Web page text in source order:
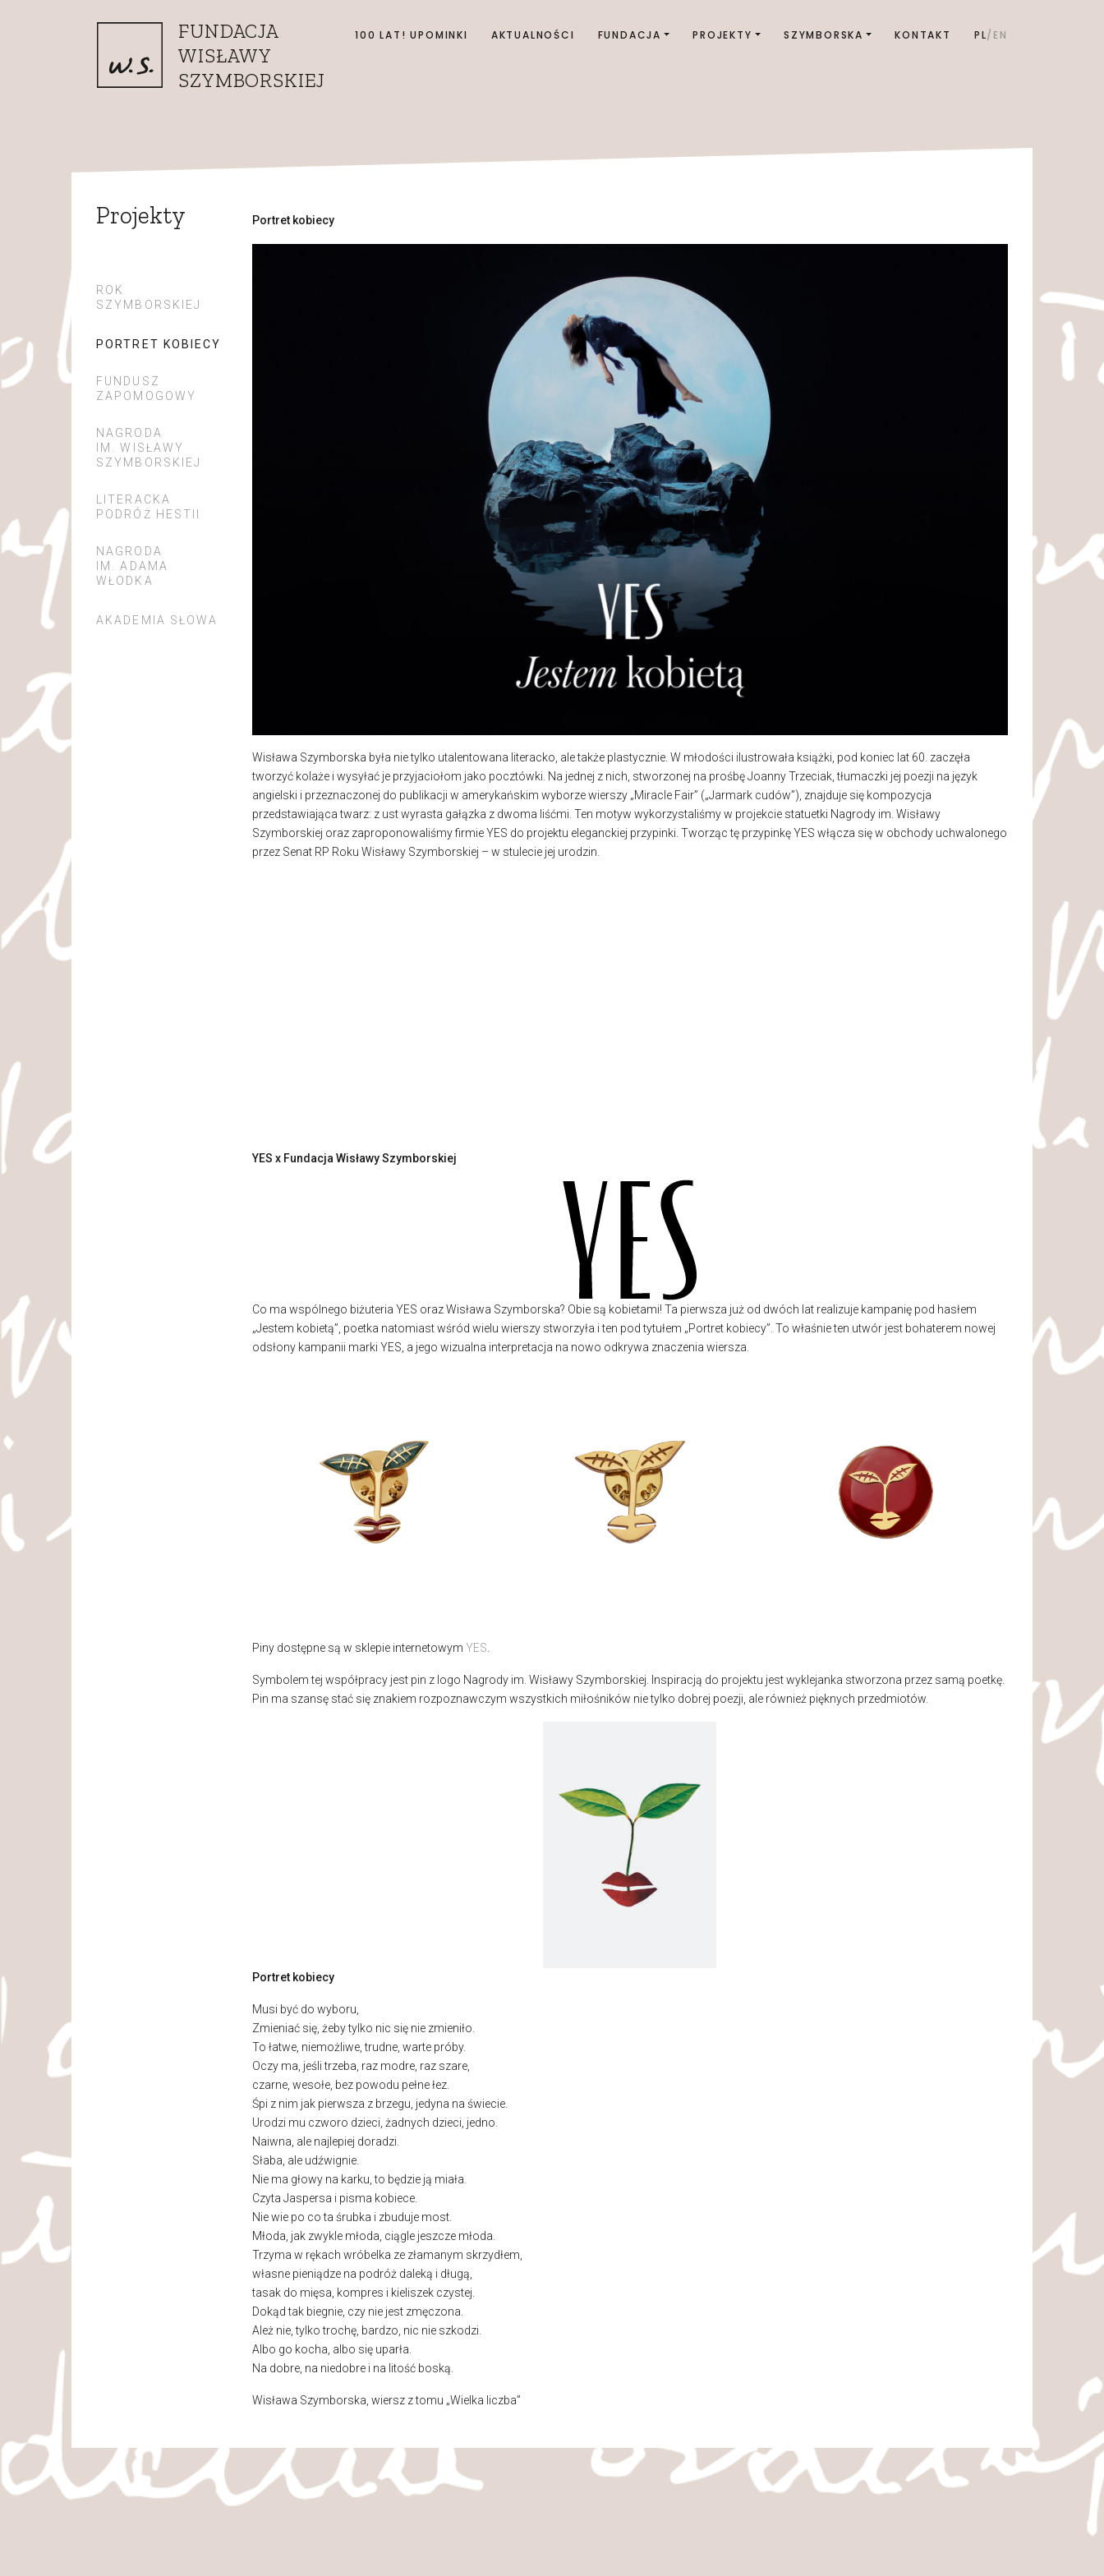
FUNDACJA
WISŁAWY
SZYMBORSKIEJ
100 LAT! UPOMINKI AKTUALNOŚCI FUNDACJA PROJEKTY SZYMBORSKA KONTAKT PL EN
Projekty
ROK
SZYMBORSKIEJ
PORTRET KOBIECY
FUNDUSZ
ZAPOMOGOWY
NAGRODA
IM. WISŁAWY
SZYMBORSKIEJ
LITERACKA
PODRÓŻ HESTII
NAGRODA
IM. ADAMA
WŁODKA
AKADEMIA SŁOWA
Portret kobiecy
Wisława Szymborska była nie tylko utalentowana literacko, ale także plastycznie. W młodości ilustrowała książki, pod koniec lat 60. zaczęła
tworzyć kolaże i wysyłać je przyjaciołom jako pocztówki. Na jednej z nich, stworzonej na prośbę Joanny Trzeciak, tłumaczki jej poezji na język
angielski i przeznaczonej do publikacji w amerykańskim wyborze wierszy „Miracle Fair” („Jarmark cudów”), znajduje się kompozycja
przedstawiająca twarz: z ust wyrasta gałązka z dwoma liśćmi. Ten motyw wykorzystaliśmy w projekcie statuetki Nagrody im. Wisławy
Szymborskiej oraz zaproponowaliśmy firmie YES do projektu eleganckiej przypinki. Tworząc tę przypinkę YES włącza się w obchody uchwalonego
przez Senat RP Roku Wisławy Szymborskiej – w stulecie jej urodzin.
YES x Fundacja Wisławy Szymborskiej
Co ma wspólnego biżuteria YES oraz Wisława Szymborska? Obie są kobietami! Ta pierwsza już od dwóch lat realizuje kampanię pod hasłem
„Jestem kobietą”, poetka natomiast wśród wielu wierszy stworzyła i ten pod tytułem „Portret kobiecy”. To właśnie ten utwór jest bohaterem nowej
odsłony kampanii marki YES, a jego wizualna interpretacja na nowo odkrywa znaczenia wiersza.
Piny dostępne są w sklepie internetowym YES
Symbolem tej współpracy jest pin z logo Nagrody im. Wisławy Szymborskiej. Inspiracją do projektu jest wyklejanka stworzona przez samą poetkę.
Pin ma szansę stać się znakiem rozpoznawczym wszystkich miłośników nie tylko dobrej poezji, ale również pięknych przedmiotów.
Portret kobiecy
Musi być do wyboru,
Zmieniać się, żeby tylko nic się nie zmieniło.
To łatwe, niemożliwe, trudne, warte próby.
Oczy ma, jeśli trzeba, raz modre, raz szare,
czarne, wesołe, bez powodu pełne łez.
Śpi z nim jak pierwsza z brzegu, jedyna na świecie.
Urodzi mu czworo dzieci, żadnych dzieci, jedno.
Naiwna, ale najlepiej doradzi.
Słaba, ale udźwignie.
Nie ma głowy na karku, to będzie ją miała.
Czyta Jaspersa i pisma kobiece.
Nie wie po co ta śrubka i zbuduje most.
Młoda, jak zwykle młoda, ciągle jeszcze młoda.
Trzyma w rękach wróbelka ze złamanym skrzydłem,
własne pieniądze na podróż daleką i długą,
tasak do mięsa, kompres i kieliszek czystej.
Dokąd tak biegnie, czy nie jest zmęczona.
Ależ nie, tylko trochę, bardzo, nic nie szkodzi.
Albo go kocha, albo się uparła.
Na dobre, na niedobre i na litość boską.
Wisława Szymborska, wiersz z tomu „Wielka liczba”